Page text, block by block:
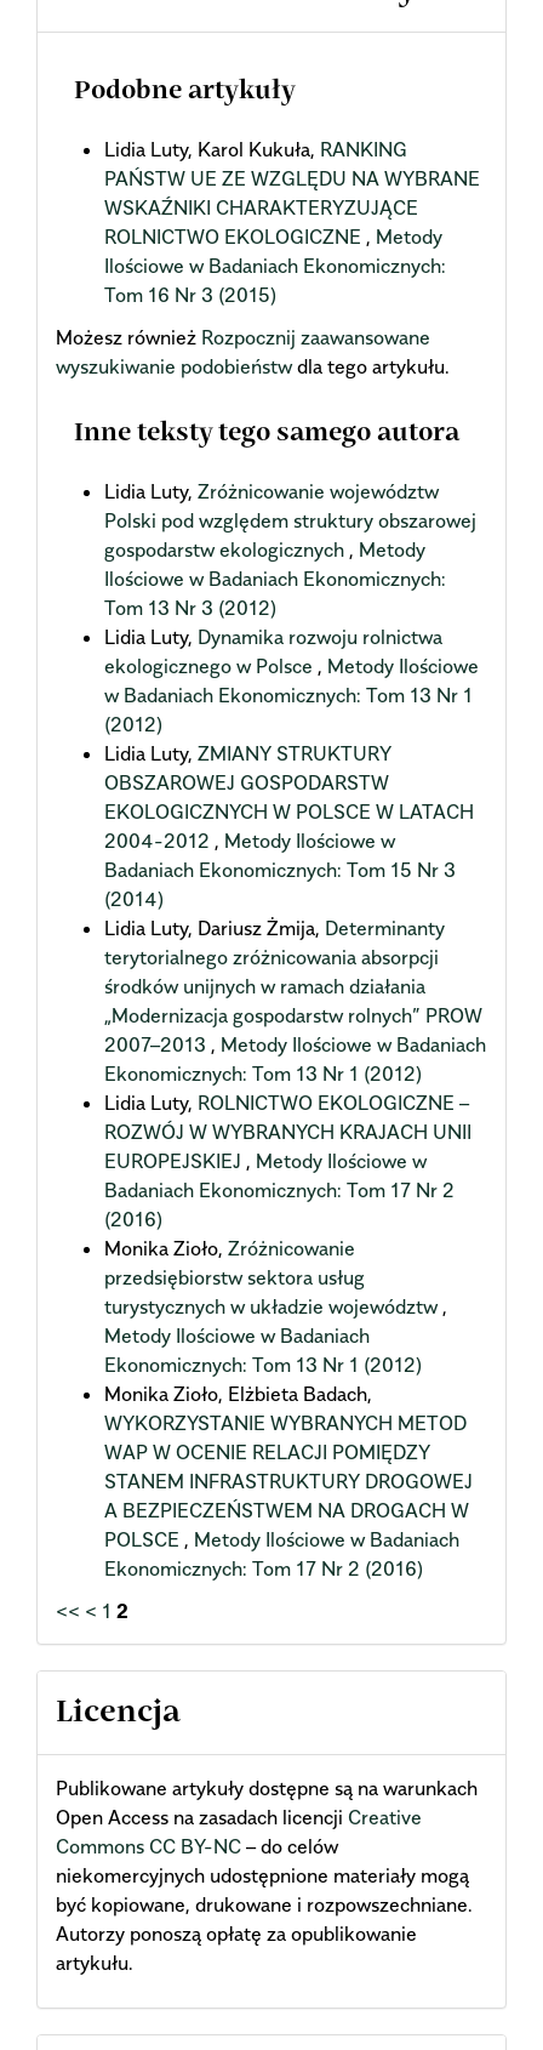
Podobne artykuły
Lidia Luty, Karol Kukuła, RANKING
PAŃSTW UE ZE WZGLĘDU NA WYBRANE
WSKAŹNIKI CHARAKTERYZUJĄCE
ROLNICTWO EKOLOGICZNE , Metody
Ilościowe w Badaniach Ekonomicznych:
Tom 16 Nr 3 (2015)
Możesz również Rozpocznij zaawansowane
wyszukiwanie podobieństwdla tego artykułu.
Inne teksty tego samego autora
Lidia Luty, Zróżnicowanie województw
Polski pod względem struktury obszarowej
gospodarstw ekologicznych , Metody
Ilościowe w Badaniach Ekonomicznych:
Tom 13 Nr 3 (2012)
Lidia Luty, Dynamika rozwoju rolnictwa
ekologicznego w Polsce , Metody Ilościowe
w Badaniach Ekonomicznych: Tom 13 Nr 1
(2012)
Lidia Luty, ZMIANY STRUKTURY
OBSZAROWEJ GOSPODARSTW
EKOLOGICZNYCH W POLSCE W LATACH
2004-2012 , Metody Ilościowe w
Badaniach Ekonomicznych: Tom 15 Nr 3
(2014)
Lidia Luty, Dariusz Żmija, Determinanty
terytorialnego zróżnicowania absorpcji
środków unijnych w ramach działania
„Modernizacja gospodarstw rolnych” PROW
2007–2013 , Metody Ilościowe w Badaniach
Ekonomicznych: Tom 13 Nr 1 (2012)
Lidia Luty, ROLNICTWO EKOLOGICZNE –
ROZWÓJ W WYBRANYCH KRAJACH UNII
EUROPEJSKIEJ , Metody Ilościowe w
Badaniach Ekonomicznych: Tom 17 Nr 2
(2016)
Monika Zioło, Zróżnicowanie
przedsiębiorstw sektora usług
turystycznych w układzie województw,
Metody Ilościowe w Badaniach
Ekonomicznych: Tom 13 Nr 1 (2012)
Monika Zioło, Elżbieta Badach,
WYKORZYSTANIE WYBRANYCH METOD
WAP W OCENIE RELACJI POMIĘDZY
STANEM INFRASTRUKTURY DROGOWEJ
A BEZPIECZEŃSTWEM NA DROGACH W
POLSCE , Metody Ilościowe w Badaniach
Ekonomicznych: Tom 17 Nr 2 (2016)
<< < 1 2
Licencja
Publikowane artykuły dostępne są na warunkach
Open Access na zasadach licencji Creative
Commons CC BY-NC – do celów
niekomercyjnych udostępnione materiały mogą
być kopiowane, drukowane i rozpowszechniane.
Autorzy ponoszą opłatę za opublikowanie
artykułu.